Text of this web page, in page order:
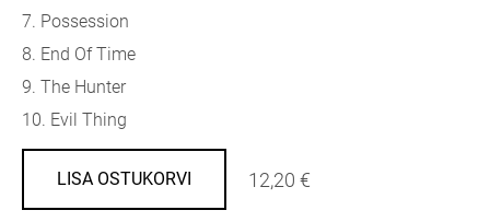
7. Possession
8. End Of Time
9. The Hunter
10. Evil Thing
LISA OSTUKORVI 12,20 €